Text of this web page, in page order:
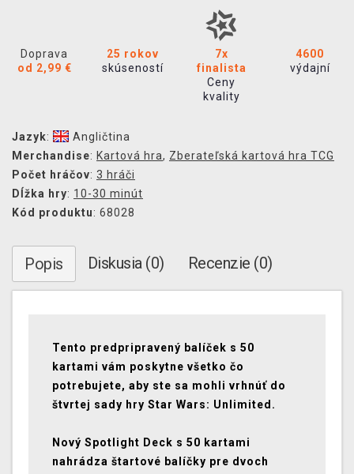
Doprava
od 2,99 €
25 rokov
skúseností
7x
finalista
Ceny
kvality
4600
výdajní
Jazyk:
Angličtina
Merchandise: Kartová hra, Zberateľská kartová hra TCG
Počet hráčov: 3 hráči
Dĺžka hry: 10-30 minút
Kód produktu: 68028
Popis Diskusia (0) Recenzie (0)
Tento predpripravený balíček s 50
kartami vám poskytne všetko čo
potrebujete, aby ste sa mohli vrhnúť do
štvrtej sady hry Star Wars: Unlimited.
Nový Spotlight Deck s 50 kartami
nahrádza štartové balíčky pre dvoch